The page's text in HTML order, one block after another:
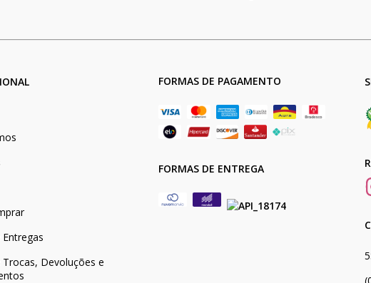
Trocas, Devoluções e
FORMAS DE PAGAMENTO
FORMAS DE ENTREGA